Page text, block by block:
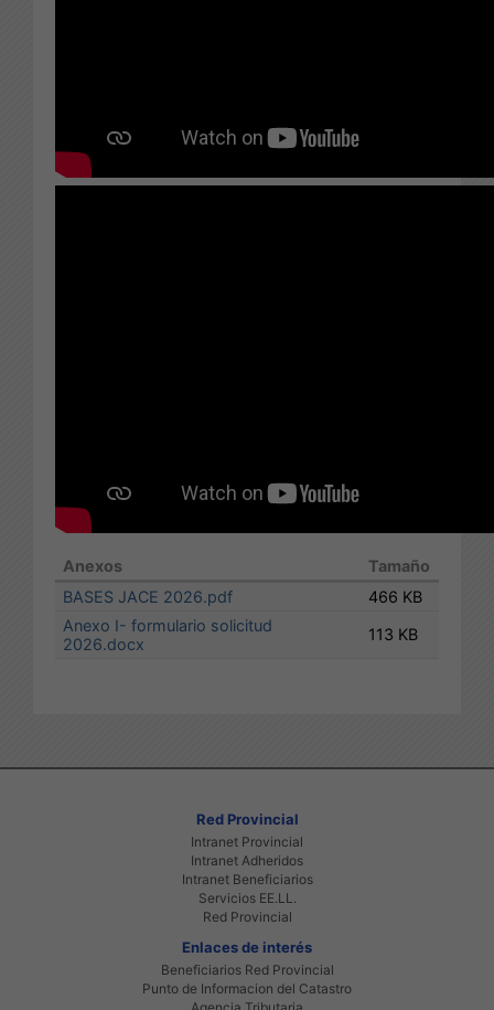
Anexos
Tamaño
BASES JACE 2026.pdf
466 KB
Anexo I- formulario solicitud
2026.docx
113 KB
Red Provincial
Intranet Provincial
Intranet Adheridos
Intranet Beneficiarios
Servicios EE.LL.
Red Provincial
Enlaces de interés
Beneficiarios Red Provincial
Punto de Informacion del Catastro